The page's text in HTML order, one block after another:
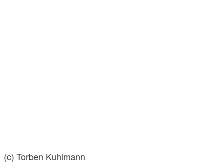
(c) Torben Kuhlmann